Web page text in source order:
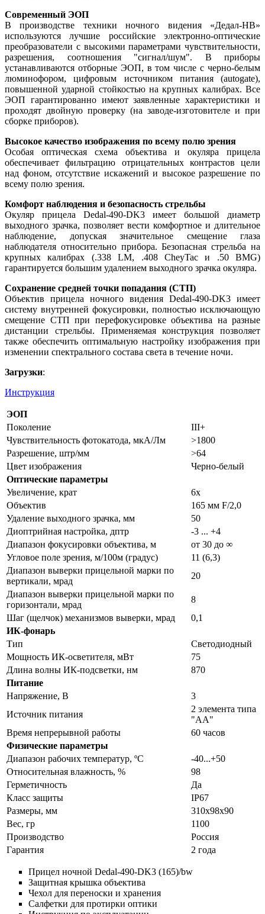
Современный ЭОП
В производстве техники ночного видения «Дедал-НВ»
используются лучшие российские электронно-оптические
преобразователи с высокими параметрами чувствительности,
разрешения, соотношения "сигнал/шум". В приборы
устанавливаются отборные ЭОП, в том числе с черно-белым
люминофором, цифровым источником питания (аutogate),
повышенной ударной стойкостью на крупных калибрах. Все
ЭОП гарантированно имеют заявленные характеристики и
проходят двойную проверку (на заводе-изготовителе и при
сборке приборов).
Высокое качество изображения по всему полю зрения
Особая оптическая схема объектива и окуляра прицела
обеспечивает фильтрацию отрицательных контрастов цели
над фоном, отсутствие искажений и высокое разрешение по
всему полю зрения.
Комфорт наблюдения и безопасность стрельбы
Окуляр прицела Dedal-490-DK3 имеет большой диаметр
выходного зрачка, позволяет вести комфортное и длительное
наблюдение, допуская значительное смещение глаза
наблюдателя относительно прибора. Безопасная стрельба на
крупных калибрах (.338 LM, .408 CheyTac и .50 BMG)
гарантируется большим удалением выходного зрачка окуляра.
Сохранение средней точки попадания (СТП)
Объектив прицела ночного видения Dedal-490-DK3 имеет
систему внутренней фокусировки, полностью исключающую
смещение СТП при перефокусировке объектива на разные
дистанции стрельбы. Применяемая конструкция позволяет
также обеспечить оптимальную настройку изображения при
изменении спектрального состава света в течение ночи.
Загрузки:
Инструкция
ЭОП
Поколение
III+
Чувствительность фотокатода, мкА/Лм
>1800
Разрешение, штр/мм
>64
Цвет изображения
Черно-белый
Оптические параметры
Увеличение, крат
6x
Объектив
165 мм F/2,0
Удаление выходного зрачка, мм
50
Диоптрийная настройка, дптр
-3 ... +4
Диапазон фокусировки объектива, м
от 30 до ∞
Угловое поле зрения, м/100м (градус)
11 (6,3)
Диапазон выверки прицельной марки по
вертикали, мрад
20
Диапазон выверки прицельной марки по
горизонтали, мрад
8
Шаг (щелчок) механизмов выверки, мрад
0,1
ИК-фонарь
Тип
Светодиодный
Мощность ИК-осветителя, мВт
75
Длина волны ИК-подсветки, нм
870
Питание
Напряжение, В
3
Источник питания
2 элемента типа
"AA"
Время непрерывной работы
60 часов
Физические параметры
Диапазон рабочих температур, ºС
-40...+50
Относительная влажность, %
98
Герметичность
Да
Класс защиты
IP67
Размеры, мм
310x98x90
Вес, гр
1100
Производство
Россия
Гарантия
2 года
Прицел ночной Dedal-490-DK3 (165)/bw
Защитная крышка объектива
Чехол для переноски и хранения
Салфетки для протирки оптики